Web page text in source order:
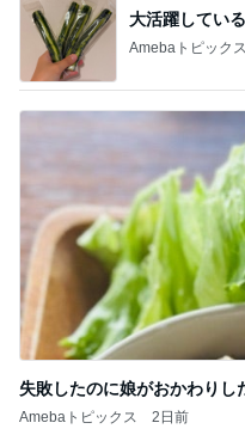
大活躍してい
Amebaトピックス
失敗したのに娘がおかわりし
Amebaトピックス 2日前